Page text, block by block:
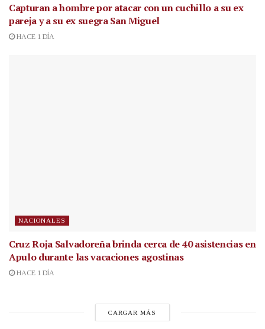
Capturan a hombre por atacar con un cuchillo a su ex
pareja y a su ex suegra San Miguel
HACE 1 DÍA
NACIONALES
Cruz Roja Salvadoreña brinda cerca de 40 asistencias en
Apulo durante las vacaciones agostinas
HACE 1 DÍA
CARGAR MÁS